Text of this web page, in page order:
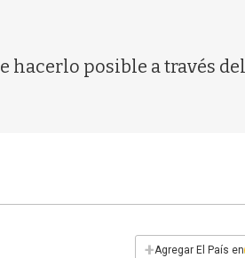
hacerlo posible a través
+Agregar El País en